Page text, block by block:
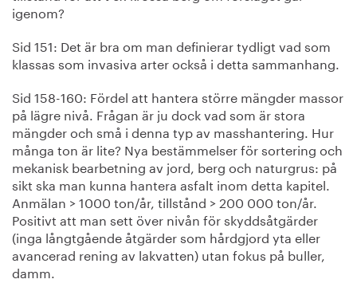
igenom?
Sid 151: Det är bra om man definierar tydligt vad som
klassas som invasiva arter också i detta sammanhang.
Sid 158-160: Fördel att hantera större mängder massor
på lägre nivå. Frågan är ju dock vad som är stora
mängder och små i denna typ av masshantering. Hur
många ton är lite? Nya bestämmelser för sortering och
mekanisk bearbetning av jord, berg och naturgrus: på
sikt ska man kunna hantera asfalt inom detta kapitel.
Anmälan > 1000 ton/år, tillstånd > 200 000 ton/år.
Positivt att man sett över nivån för skyddsåtgärder
(inga långtgående åtgärder som hårdgjord yta eller
avancerad rening av lakvatten) utan fokus på buller,
damm.